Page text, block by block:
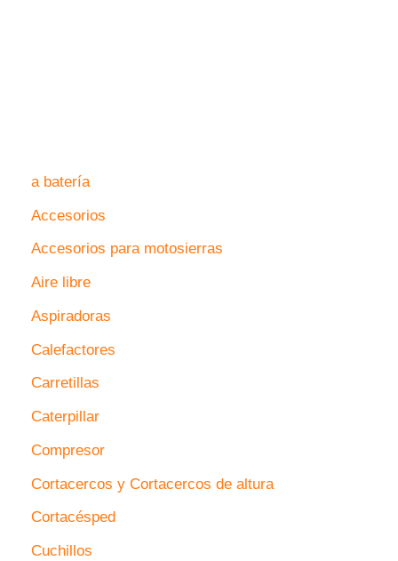
a batería
Accesorios
Accesorios para motosierras
Aire libre
Aspiradoras
Calefactores
Carretillas
Caterpillar
Compresor
Cortacercos y Cortacercos de altura
Cortacésped
Cuchillos